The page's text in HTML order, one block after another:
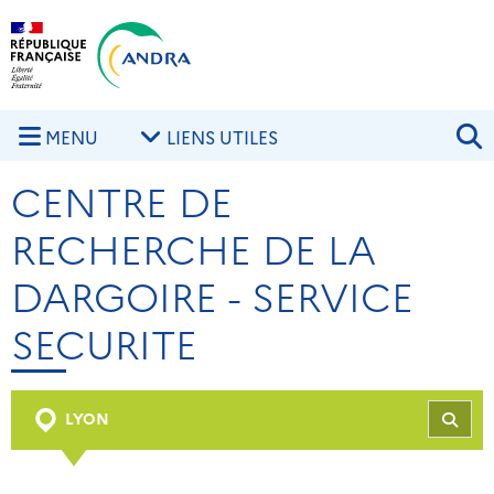
Aller au contenu principal
MENU LIENS UTILES
CENTRE DE
RECHERCHE DE LA
DARGOIRE - SERVICE
SECURITE
LYON